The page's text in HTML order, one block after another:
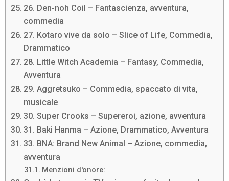
26. Den-noh Coil – Fantascienza, avventura,
commedia
27. Kotaro vive da solo – Slice of Life, Commedia,
Drammatico
28. Little Witch Academia – Fantasy, Commedia,
Avventura
29. Aggretsuko – Commedia, spaccato di vita,
musicale
30. Super Crooks – Supereroi, azione, avventura
31. Baki Hanma – Azione, Drammatico, Avventura
33. BNA: Brand New Animal – Azione, commedia,
avventura
Menzioni d'onore: